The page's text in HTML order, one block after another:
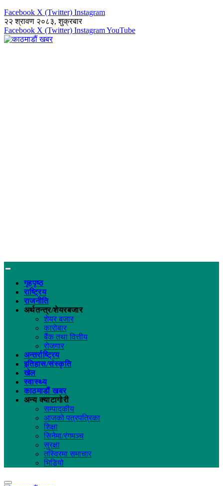
Facebook X (Twitter) Instagram
२२ श्रावण २०८३, शुक्रबार
Facebook X (Twitter) InstagramYouTube
गृहपृष्ठ
राष्ट्रिय
राजनीति
अर्थतन्त्र/शेयरबजार
शेयर बजार
कारोबार
बैंक तथा वित्तीय
रोजगार
अन्तर्राष्ट्रिय
इतिहास/संस्कृति
खेल
स्वास्थ्य
काठमाडौं खबर
अन्य क्याटागोरी
सम्पादकीय
आजको पत्रपत्रिका
शिक्षा
सिनेमा/रंगमञ्च
सुरक्षा
तस्विरमा समाचार
भिडियो